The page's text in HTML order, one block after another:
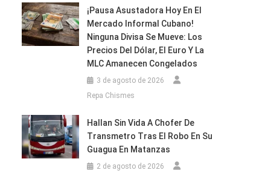
¡Pausa Asustadora Hoy En El
Mercado Informal Cubano!
Ninguna Divisa Se Mueve: Los
Precios Del Dólar, El Euro Y La
MLC Amanecen Congelados
3 de agosto de 2026
Repa Chismes
Hallan Sin Vida A Chofer De
Transmetro Tras El Robo En Su
Guagua En Matanzas
2 de agosto de 2026